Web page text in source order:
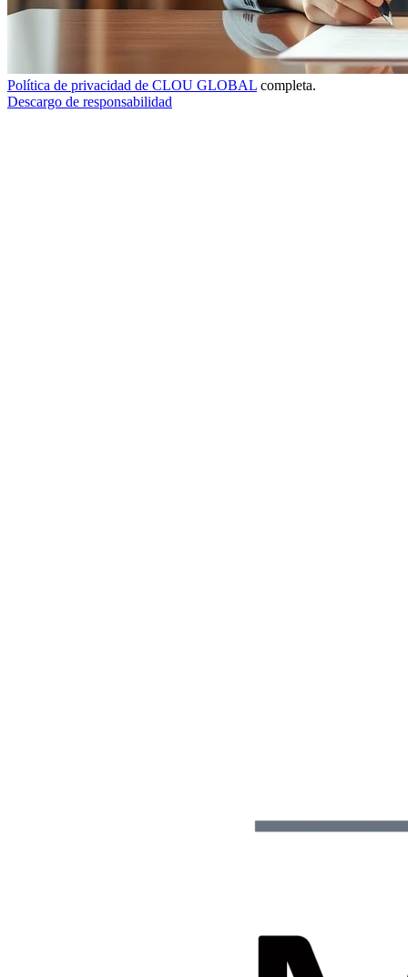
Política de privacidad de CLOU GLOBAL completa.
Descargo de responsabilidad